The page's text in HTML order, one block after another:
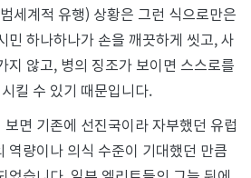
세계적 유행) 상황은 그런 식으로만은
민 하나하나가 손을 깨끗하게 씻고, 사
지 않고, 병의 징조가 보이면 스스로를
킬 수 있기 때문입니다.
면 기존에 선진국이라 자부했던 유럽
역량이나 의식 수준이 기대했던 만큼